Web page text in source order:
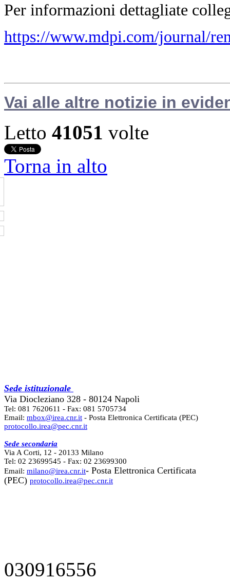
Per informazioni dettagliate
https://www.mdpi.com/journal/
Vai alle altre notizie in
Letto 41051 volte
Torna in alto
Sede istituzionale
Via Diocleziano 328 - 80124 Napoli
Tel: 081 7620611 - Fax: 081 5705734
Email: mbox@irea.cnr.it - Posta Elettronica Certificata (PEC)
protocollo.irea@pec.cnr.it
Sede secondaria
Via A Corti, 12 - 20133 Milano
Tel: 02 23699545 - Fax: 02 23699300
Email: milano@irea.cnr.it- Posta Elettronica Certificata
(PEC) protocollo.irea@pec.cnr.it
030916556